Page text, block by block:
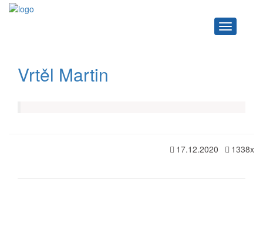
Navigace
Vrtěl Martin
17.12.2020 1338x